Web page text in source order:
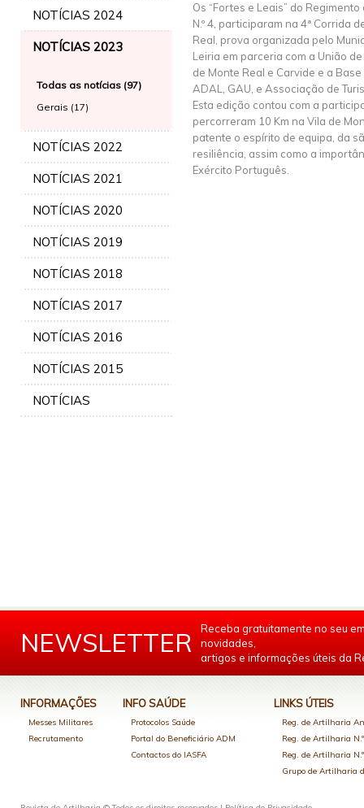
NOTÍCIAS 2024
NOTÍCIAS 2023
Todas as notícias (97)
Gerais (17)
NOTÍCIAS 2022
NOTÍCIAS 2021
NOTÍCIAS 2020
NOTÍCIAS 2019
NOTÍCIAS 2018
NOTÍCIAS 2017
NOTÍCIAS 2016
NOTÍCIAS 2015
NOTÍCIAS
Os “Fortes e Leais” do
N.º 4, participaram na 4ª Corrida
Real, prova organizada pelo
Leiria em parceria com a União
de Monte Real e Carvide e a
ADAL, GAU, e Associação de
Esta edição contou com a
percorreram 10 Km na Vila de
patente o espírito de equipa, da
resiliência, assim como a
Exército Português.
NEWSLETTER
Receba gratuitamente no seu
novidades,
artigos e informações úteis da
INFORMAÇÕES
Messes Militares
Recrutamento
INFO SAÚDE
Protocolos Saúde
Portal do Beneficiário ADM
Contactos do IASFA
LINKS ÚTEIS
Reg. de Artilharia
Reg. de Artilharia
Reg. de Artilharia
Grupo de Artilharia